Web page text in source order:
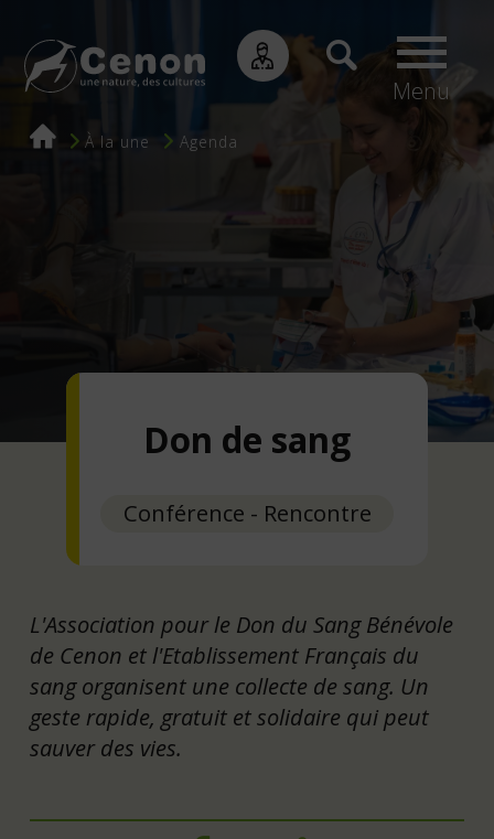
Menu
Fil
À la une Agenda
Don de sang
Conférence - Rencontre
L'Association pour le Don du Sang Bénévole
de Cenon et l'Etablissement Français du
sang organisent une collecte de sang. Un
geste rapide, gratuit et solidaire qui peut
sauver des vies.